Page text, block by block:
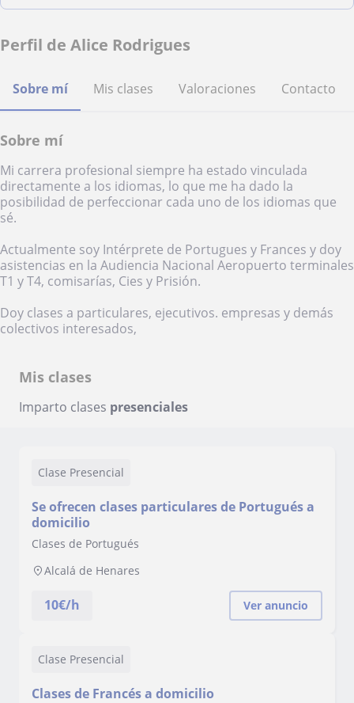
Perfil de Alice Rodrigues
Sobre mí Mis clases Valoraciones Contacto
Sobre mí
Mi carrera profesional siempre ha estado vinculada
directamente a los idiomas, lo que me ha dado la
posibilidad de perfeccionar cada uno de los idiomas que
sé.
Actualmente soy Intérprete de Portugues y Frances y doy
asistencias en la Audiencia Nacional Aeropuerto terminales
T1 y T4, comisarías, Cies y Prisión.
Doy clases a particulares, ejecutivos. empresas y demás
colectivos interesados,
Mis clases
Imparto clases presenciales
Clase Presencial
Se ofrecen clases particulares de Portugués a
domicilio
Clases de Portugués
Alcalá de Henares
10€/h Ver anuncio
Clase Presencial
Clases de Francés a domicilio